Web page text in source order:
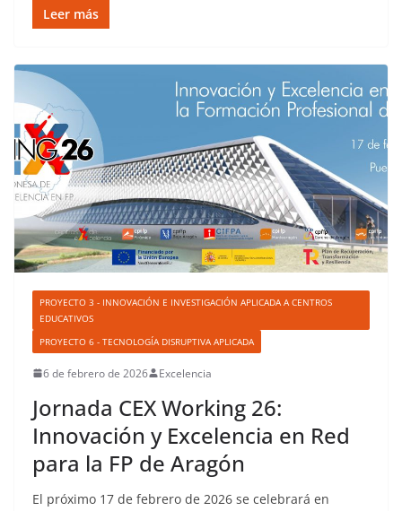
Leer más
PROYECTO 3 - INNOVACIÓN E INVESTIGACIÓN APLICADA A CENTROS
EDUCATIVOS
PROYECTO 6 - TECNOLOGÍA DISRUPTIVA APLICADA
6 de febrero de 2026 Excelencia
Jornada CEX Working 26:
Innovación y Excelencia en Red
para la FP de Aragón
El próximo 17 de febrero de 2026 se celebrará en